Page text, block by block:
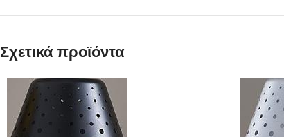
Σχετικά προϊόντα